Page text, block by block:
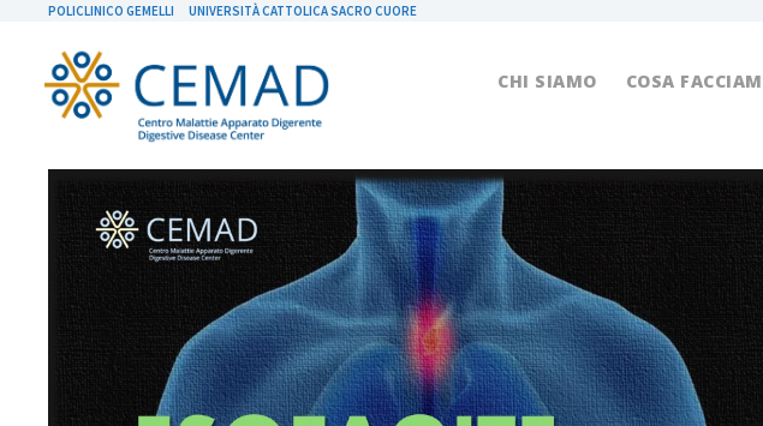
POLICLINICO GEMELLI UNIVERSITÀ CATTOLICA SACRO CUORE
CHI SIAMO COSA